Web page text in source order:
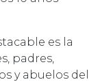
es la
padres,
y abuelos del